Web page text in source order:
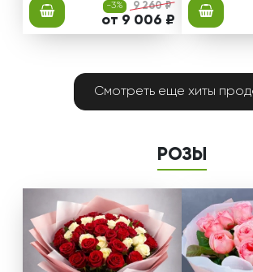
-3% 9 260 ₽
от 9 006 ₽
Смотреть еще хиты
РОЗЫ